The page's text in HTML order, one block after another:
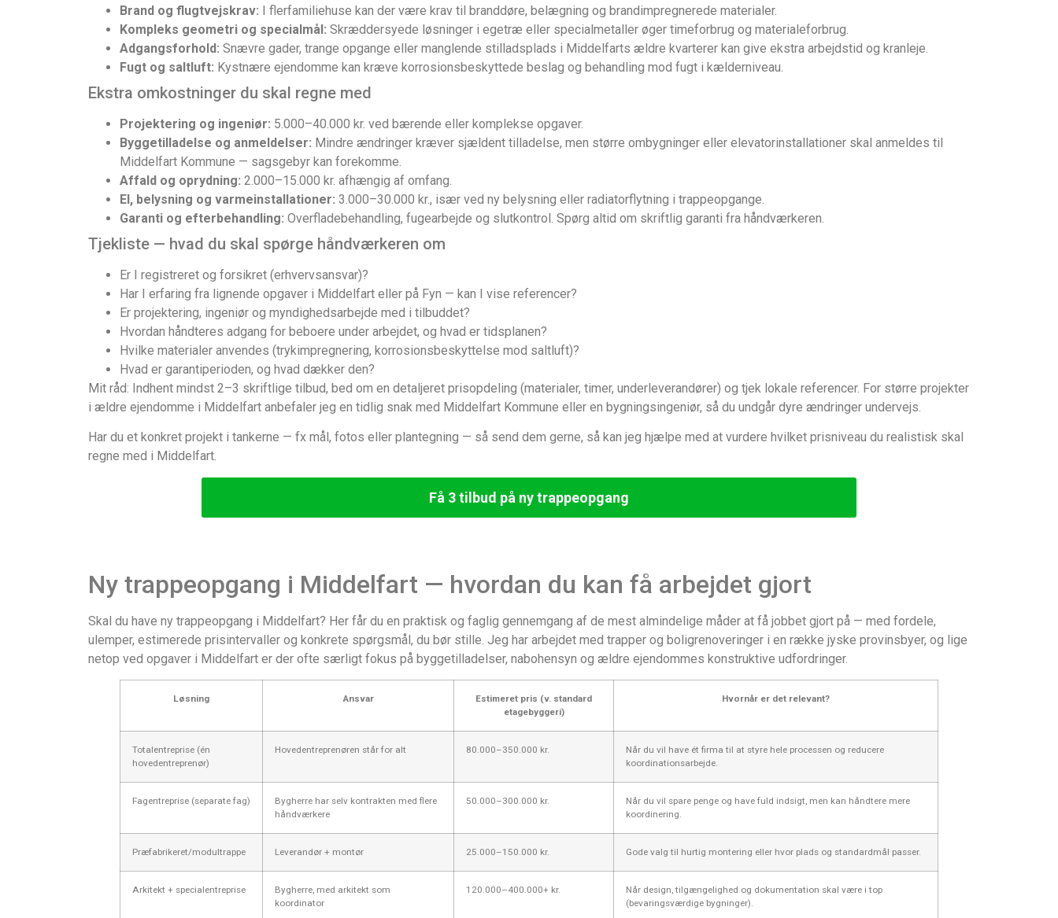
Brand og flugtvejskrav: I flerfamiliehuse kan der være krav til branddøre, belægning og brandimpregnerede materialer.
Kompleks geometri og specialmål: Skræddersyede løsninger i egetræ eller specialmetaller øger timeforbrug og materialeforbrug.
Adgangsforhold: Snævre gader, trange opgange eller manglende stilladsplads i Middelfarts ældre kvarterer kan give ekstra arbejdstid og kranleje.
Fugt og saltluft: Kystnære ejendomme kan kræve korrosionsbeskyttede beslag og behandling mod fugt i kælderniveau.
Ekstra omkostninger du skal regne med
Projektering og ingeniør: 5.000–40.000 kr. ved bærende eller komplekse opgaver.
Byggetilladelse og anmeldelser: Mindre ændringer kræver sjældent tilladelse, men større ombygninger eller elevatorinstallationer skal anmeldes til
Middelfart Kommune — sagsgebyr kan forekomme.
Affald og oprydning: 2.000–15.000 kr. afhængig af omfang.
El, belysning og varmeinstallationer: 3.000–30.000 kr., især ved ny belysning eller radiatorflytning i trappeopgange.
Garanti og efterbehandling: Overfladebehandling, fugearbejde og slutkontrol. Spørg altid om skriftlig garanti fra håndværkeren.
Tjekliste — hvad du skal spørge håndværkeren om
Er I registreret og forsikret (erhvervsansvar)?
Har I erfaring fra lignende opgaver i Middelfart eller på Fyn — kan I vise referencer?
Er projektering, ingeniør og myndighedsarbejde med i tilbuddet?
Hvordan håndteres adgang for beboere under arbejdet, og hvad er tidsplanen?
Hvilke materialer anvendes (trykimpregnering, korrosionsbeskyttelse mod saltluft)?
Hvad er garantiperioden, og hvad dækker den?
Mit råd: Indhent mindst 2–3 skriftlige tilbud, bed om en detaljeret prisopdeling (materialer, timer, underleverandører) og tjek lokale referencer. For større projekter
i ældre ejendomme i Middelfart anbefaler jeg en tidlig snak med Middelfart Kommune eller en bygningsingeniør, så du undgår dyre ændringer undervejs.
Har du et konkret projekt i tankerne — fx mål, fotos eller plantegning — så send dem gerne, så kan jeg hjælpe med at vurdere hvilket prisniveau du realistisk skal
regne med i Middelfart.
Få 3 tilbud på ny trappeopgang
Ny trappeopgang i Middelfart — hvordan du kan få arbejdet gjort
Skal du have ny trappeopgang i Middelfart? Her får du en praktisk og faglig gennemgang af de mest almindelige måder at få jobbet gjort på — med fordele,
ulemper, estimerede prisintervaller og konkrete spørgsmål, du bør stille. Jeg har arbejdet med trapper og boligrenoveringer i en række jyske provinsbyer, og lige
netop ved opgaver i Middelfart er der ofte særligt fokus på byggetilladelser, nabohensyn og ældre ejendommes konstruktive udfordringer.
Løsning Ansvar
Estimeret pris (v. standard
etagebyggeri)
Hvornår er det relevant?
Totalentreprise (én
hovedentreprenør)
Hovedentreprenøren står for alt 80.000–350.000 kr.
Når du vil have ét firma til at styre hele processen og reducere
koordinationsarbejde.
Fagentreprise (separate fag)
Bygherre har selv kontrakten med flere
håndværkere
50.000–300.000 kr.
Når du vil spare penge og have fuld indsigt, men kan håndtere mere
koordinering.
Præfabrikeret/modultrappe Leverandør + montør 25.000–150.000 kr. Gode valg til hurtig montering eller hvor plads og standardmål passer.
Arkitekt + specialentreprise
Bygherre, med arkitekt som
koordinator
120.000–400.000+ kr.
Når design, tilgængelighed og dokumentation skal være i top
(bevaringsværdige bygninger).